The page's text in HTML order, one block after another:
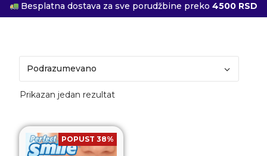
Besplatna dostava za sve porudžbine preko4500 RSD
Prikazan jedan rezultat
POPUST 38%